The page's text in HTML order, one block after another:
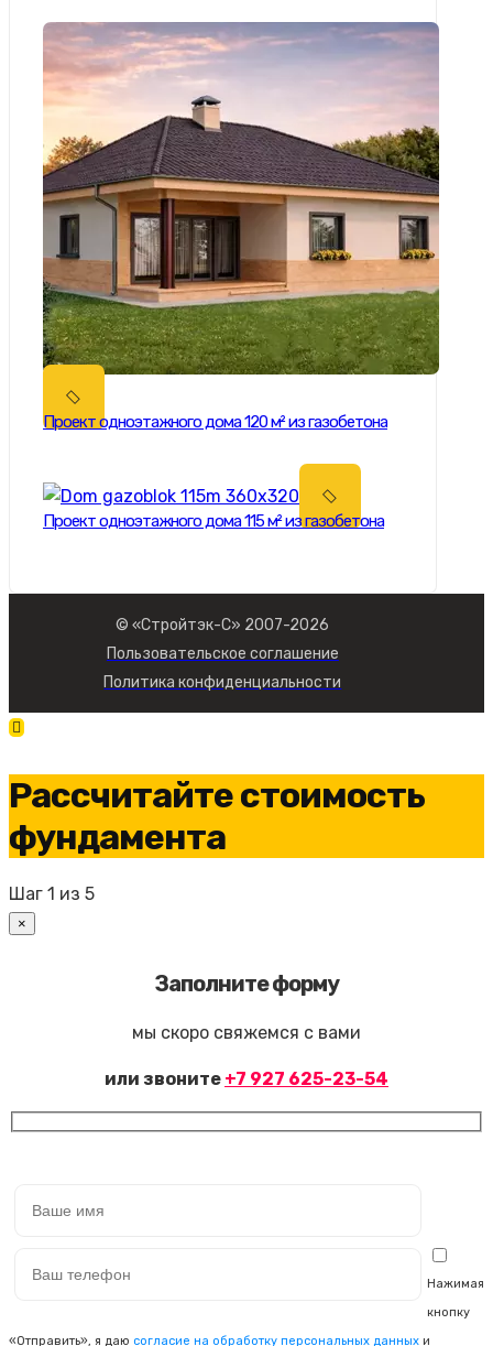
Проект одноэтажного дома 120 м² из газобетона
Проект одноэтажного дома 115 м² из газобетона
© «Стройтэк-С» 2007-2026
Пользовательское соглашение
Политика конфиденциальности
Рассчитайте стоимость
фундамента
Шаг 1 из 5
×
Заполните форму
мы скоро свяжемся с вами
или звоните +7 927 625-23-54
Нажимая
кнопку
«Отправить», я даю согласие на обработку персональных данных и